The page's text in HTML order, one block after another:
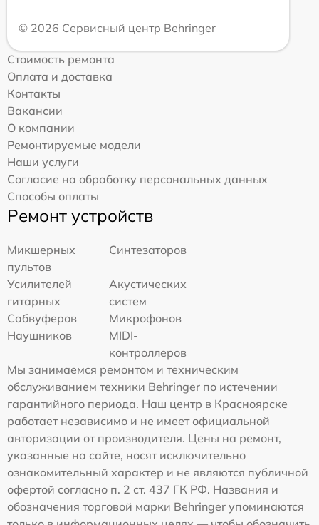
© 2026 Сервисный центр Behringer
Стоимость ремонта
Оплата и доставка
Контакты
Вакансии
О компании
Ремонтируемые модели
Наши услуги
Согласие на обработку персональных данных
Способы оплаты
Ремонт устройств
Микшерных
пультов
Синтезаторов
Усилителей
гитарных
Акустических
систем
Сабвуферов
Микрофонов
Наушников
MIDI-
контроллеров
Мы занимаемся ремонтом и техническим
обслуживанием техники Behringer по истечении
гарантийного периода. Наш центр в Красноярске
работает независимо и не имеет официальной
авторизации от производителя. Цены на ремонт,
указанные на сайте, носят исключительно
ознакомительный характер и не являются публичной
офертой согласно п. 2 ст. 437 ГК РФ. Названия и
обозначения торговой марки Behringer упоминаются